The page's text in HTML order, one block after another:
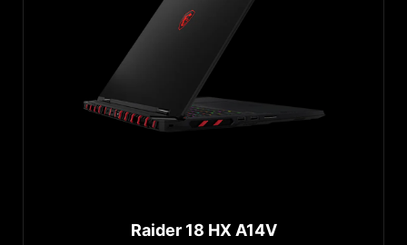
Raider 18 HX A14V